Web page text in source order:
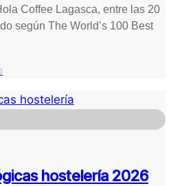
Coffee Lagasca, entre las 20
según The World’s 100 Best
hostelería 2026